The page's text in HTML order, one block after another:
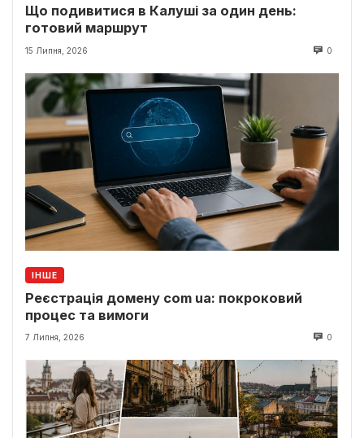
Що подивитися в Калуші за один день:
готовий маршрут
15 Липня, 2026 0
ІНШЕ
Реєстрація домену com ua: покроковий
процес та вимоги
7 Липня, 2026 0